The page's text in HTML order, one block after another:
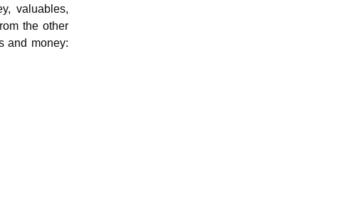
valuables,
the other
and money: